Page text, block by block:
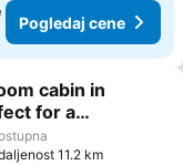
Pogledaj cene
cabin in
for a
getaway
11.2 km